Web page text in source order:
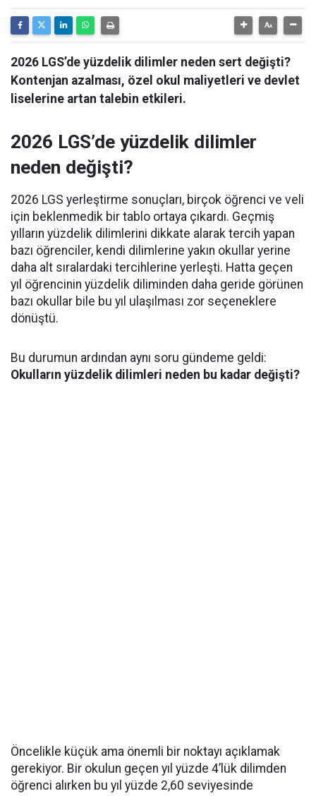
2026 LGS’de yüzdelik dilimler neden sert değişti?
Kontenjan azalması, özel okul maliyetleri ve devlet
liselerine artan talebin etkileri.
2026 LGS’de yüzdelik dilimler
neden değişti?
2026 LGS yerleştirme sonuçları, birçok öğrenci ve veli
için beklenmedik bir tablo ortaya çıkardı. Geçmiş
yılların yüzdelik dilimlerini dikkate alarak tercih yapan
bazı öğrenciler, kendi dilimlerine yakın okullar yerine
daha alt sıralardaki tercihlerine yerleşti. Hatta geçen
yıl öğrencinin yüzdelik diliminden daha geride görünen
bazı okullar bile bu yıl ulaşılması zor seçeneklere
dönüştü.
Bu durumun ardından aynı soru gündeme geldi:
Okulların yüzdelik dilimleri neden bu kadar değişti?
Öncelikle küçük ama önemli bir noktayı açıklamak
gerekiyor. Bir okulun geçen yıl yüzde 4’lük dilimden
öğrenci alırken bu yıl yüzde 2,60 seviyesinde